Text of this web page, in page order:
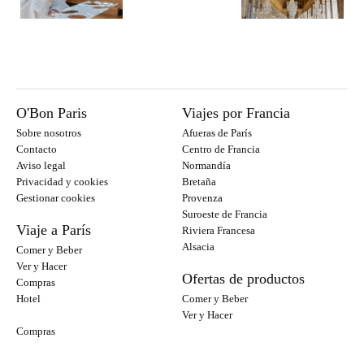
O'Bon Paris
Sobre nosotros
Contacto
Aviso legal
Privacidad y cookies
Gestionar cookies
Viaje a París
Comer y Beber
Ver y Hacer
Compras
Hotel
Viajes por Francia
Afueras de París
Centro de Francia
Normandía
Bretaña
Provenza
Suroeste de Francia
Riviera Francesa
Alsacia
Ofertas de productos
Comer y Beber
Ver y Hacer
Compras